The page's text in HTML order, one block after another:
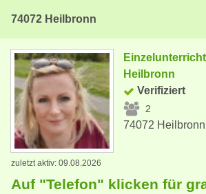
74072 Heilbronn
Einzelunterricht
Heilbronn
Verifiziert
2
74072 Heilbronn
zuletzt aktiv: 09.08.2026
Auf "Telefon" klicken für